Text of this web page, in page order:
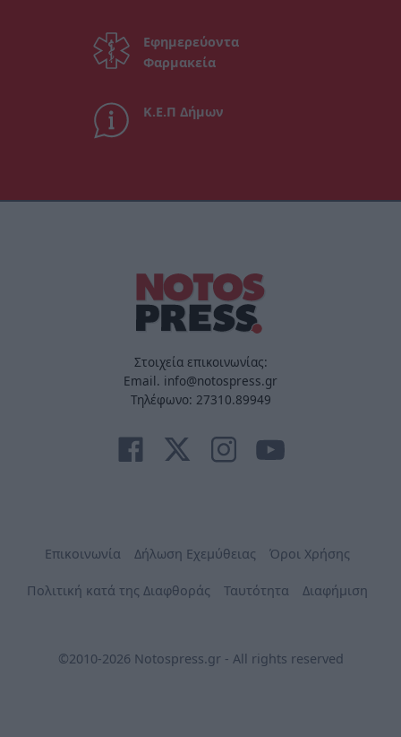
Εφημερεύοντα
Φαρμακεία
Κ.Ε.Π Δήμων
Στοιχεία επικοινωνίας:
Email. info@notospress.gr
Τηλέφωνο: 27310.89949
Επικοινωνία Δήλωση Εχεμύθειας Όροι Χρήσης
Πολιτική κατά της Διαφθοράς Ταυτότητα Διαφήμιση
©2010-2026 Notospress.gr - All rights reserved